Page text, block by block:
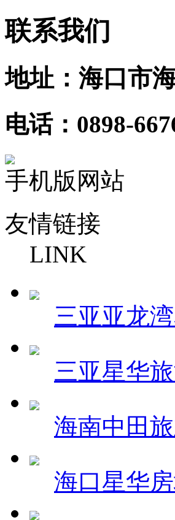
联系我们
地址：海口市
电话：0898-
手机版网站
友情链接
LINK
三亚亚龙
三亚星华
海南中田
海口星华